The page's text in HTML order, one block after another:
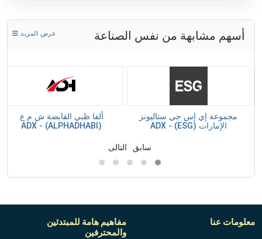
أسهم مشابهة من نفس الصناعة عرض المزيد
مجموعة إي إس جي ستاليونز
الإمارات (ESG) - ADX
ألفا ظبي القابضة ش م ع
(ALPHADHABI) - ADX
سابق التالى
معلومات عنا
مفاهيم هامة للمبتدئين
والمحترفين